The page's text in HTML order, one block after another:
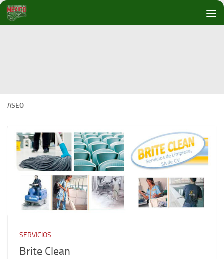
Debajo del contenido
ASEO
SERVICIOS
Brite Clean